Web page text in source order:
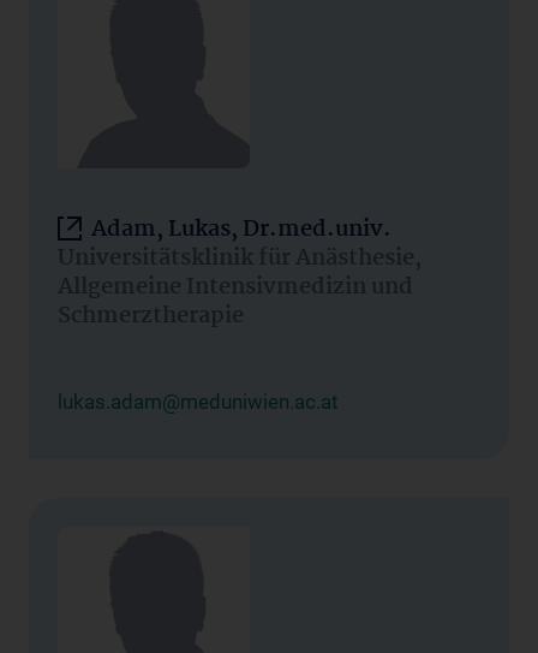
Adam, Lukas, Dr.med.univ.
Universitätsklinik für Anästhesie,
Allgemeine Intensivmedizin und
Schmerztherapie
lukas.adam@meduniwien.ac.at